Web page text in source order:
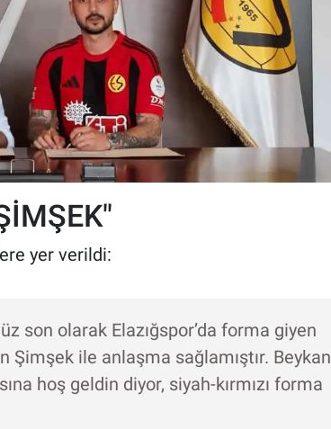
yer verildi:
son olarak Elazığspor’da forma giyen
Şimşek ile anlaşma sağlamıştır. Beykan
hoş geldin diyor, siyah-kırmızı forma